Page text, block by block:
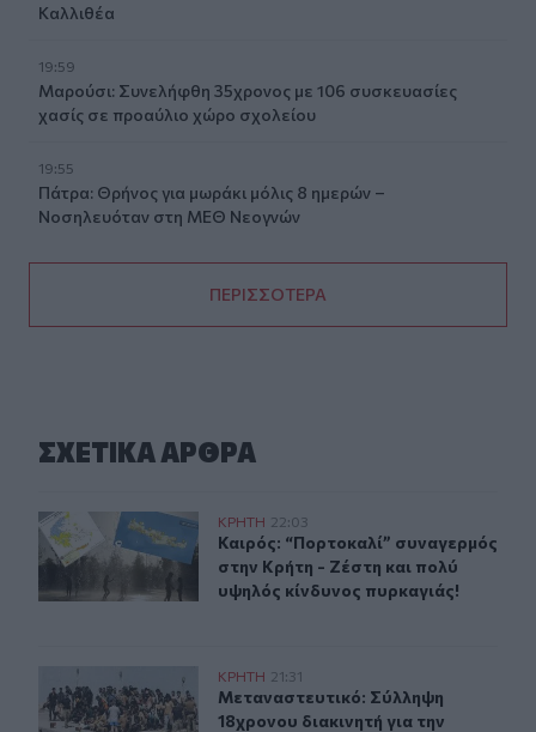
Καλλιθέα
19:59
Μαρούσι: Συνελήφθη 35χρονος με 106 συσκευασίες
χασίς σε προαύλιο χώρο σχολείου
19:55
Πάτρα: Θρήνος για μωράκι μόλις 8 ημερών –
Νοσηλευόταν στη ΜΕΘ Νεογνών
ΠΕΡΙΣΣΟΤΕΡΑ
ΣΧΕΤΙΚA AΡΘΡΑ
Καιρός: “Πορτοκαλί” συναγερμός στην Κρήτη - Ζέστη
ΚΡΗΤΗ 22:03
Καιρός: “Πορτοκαλί” συναγερμός
Καιρός: “Πορτοκαλί” συναγερμός
στην Κρήτη - Ζέστη και πολύ
υψηλός κίνδυνος πυρκαγιάς!
Μεταναστευτικό: Σύλληψη 18χρονου διακινητή για
ΚΡΗΤΗ 21:31
Μεταναστευτικό: Σύλληψη
Μεταναστευτικό: Σύλληψη
18χρονου διακινητή για την